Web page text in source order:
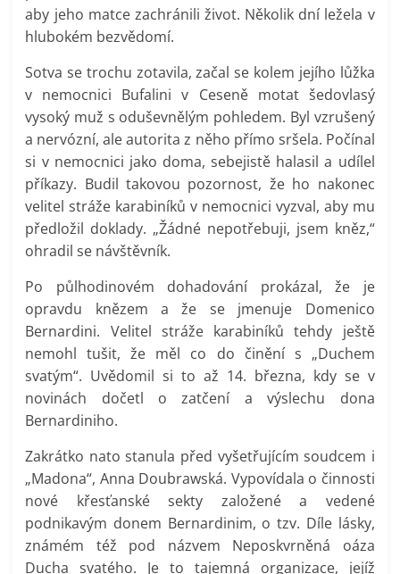
aby jeho matce zachránili život. Několik dní ležela v
hlubokém bezvědomí.
Sotva se trochu zotavila, začal se kolem jejího lůžka
v nemocnici Bufalini v Ceseně motat šedovlasý
vysoký muž s oduševnělým pohledem. Byl vzrušený
a nervózní, ale autorita z něho přímo sršela. Počínal
si v nemocnici jako doma, sebejistě halasil a udílel
příkazy. Budil takovou pozornost, že ho nakonec
velitel stráže karabiníků v nemocnici vyzval, aby mu
předložil doklady. „Žádné nepotřebuji, jsem kněz,“
ohradil se návštěvník.
Po půlhodinovém dohadování prokázal, že je
opravdu knězem a že se jmenuje Domenico
Bernardini. Velitel stráže karabiníků tehdy ještě
nemohl tušit, že měl co do činění s „Duchem
svatým“. Uvědomil si to až 14. března, kdy se v
novinách dočetl o zatčení a výslechu dona
Bernardiniho.
Zakrátko nato stanula před vyšetřujícím soudcem i
„Madona“, Anna Doubrawská. Vypovídala o činnosti
nové křesťanské sekty založené a vedené
podnikavým donem Bernardinim, o tzv. Díle lásky,
známém též pod názvem Neposkvrněná oáza
Ducha svatého. Je to tajemná organizace, jejíž